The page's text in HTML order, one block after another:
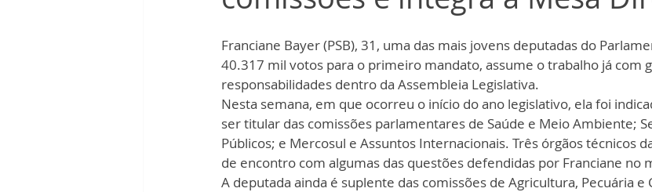
Franciane Bayer (PSB), 31, uma das mais jovens deputadas do
40.317 mil votos para o primeiro mandato, assume o trabalho já com
responsabilidades dentro da Assembleia Legislativa.
Nesta semana, em que ocorreu o início do ano legislativo, ela foi
ser titular das comissões parlamentares de Saúde e Meio Ambiente;
Públicos; e Mercosul e Assuntos Internacionais. Três órgãos técnicos
de encontro com algumas das questões defendidas por Franciane no
A deputada ainda é suplente das comissões de Agricultura, Pecuária